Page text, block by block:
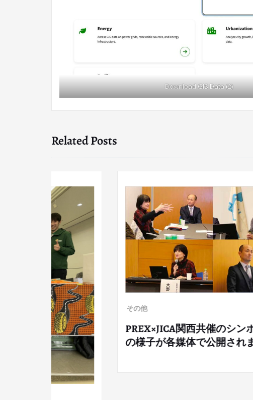
Download GIS Data (2)
Related Posts
共催のシンポジウム「世界とともに歩む」
で公開されました
子ど